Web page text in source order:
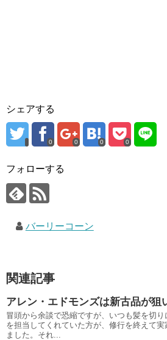
シェアする
0 0 0 0
フォローする
バーリーコーン
関連記事
アレン・エドモンズは新古品が狙
冒頭から余談で恐縮ですが、いつも髪を切
を担当してくれていた方が、修行を終えて
ました。それ...